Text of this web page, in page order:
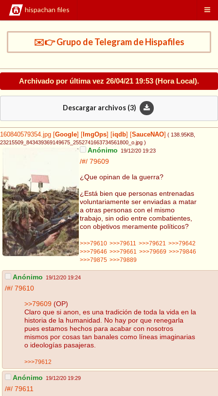
hispachan files
✉️👉 Grupo de Telegram de Hispafiles
Archivado por última vez 26/04/21 19:53 (Hora Local).
Descargar archivos (3)
160840579354.jpg Google ImgOps iqdb SauceNAO ( 138.95KB
23215509_843439369149675_2552741663734561800_o.jpg )
Anónimo 19/12/20 19:23
/#/ 79609
¿Que opinan de la guerra?
¿Está bien que personas entrenadas
voluntariamente ser enviadas a matar
a otras personas con el mismo
trabajo, sin odio entre combatientes,
con objetivos meramente políticos?
>>>79610 >>>79611 >>>79621
>>>79642
>>>79646 >>>79661 >>>79669 >>>79846
>>>79875 >>>79889
Anónimo 19/12/20 19:24
/#/ 79610
>>79609 (OP)
Claro que si anon, es una tradición de toda la vida en la
historia de la humanidad. No hay por que renegarla
pues estamos hechos para acabar con nosotros
mismos por cosas tan banales como líneas imaginarias
o ideologías pasajeras.
>>>79612
Anónimo 19/12/20 19:29
/#/ 79611